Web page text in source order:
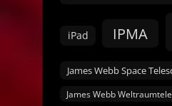
iPad IPMA
James Webb Space
James Webb